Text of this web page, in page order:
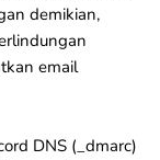
demikian,
email
DNS (_dmarc)